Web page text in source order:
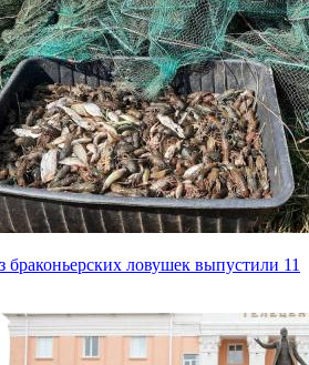
браконьерских ловушек выпустили 11